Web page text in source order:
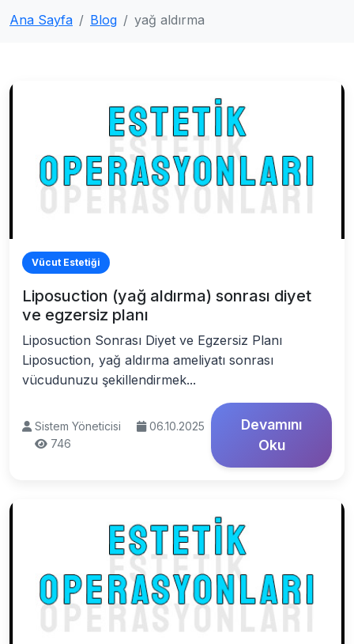
Ana Sayfa Blog yağ aldırma
Vücut Estetiği
Liposuction (yağ aldırma) sonrası diyet
ve egzersiz planı
Liposuction Sonrası Diyet ve Egzersiz Planı
Liposuction, yağ aldırma ameliyatı sonrası
vücudunuzu şekillendirmek...
Sistem Yöneticisi
06.10.2025
746
Devamını
Oku